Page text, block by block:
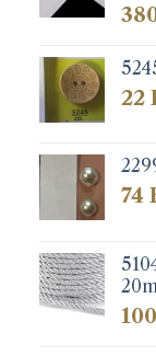
22
74
100